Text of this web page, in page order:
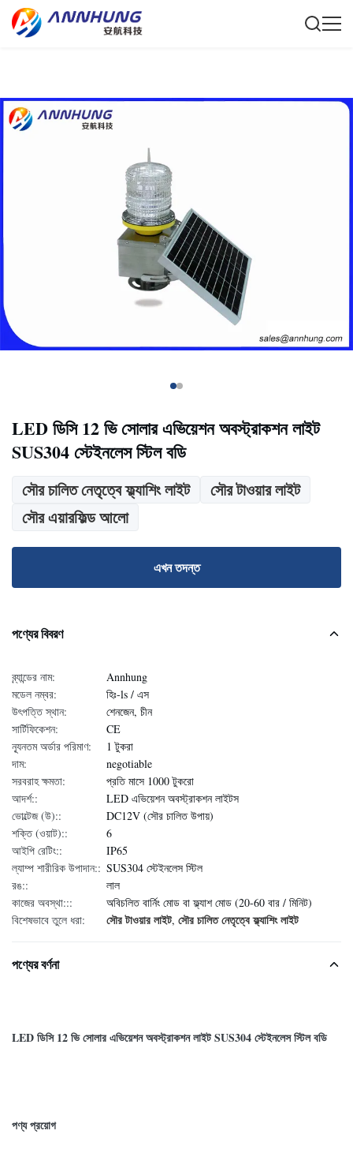
LED ডিসি 12 ভি সোলার এভিয়েশন অবস্ট্রাকশন লাইট
SUS304 স্টেইনলেস স্টিল বডি
সৌর চালিত নেতৃত্বে ফ্ল্যাশিং লাইট
সৌর টাওয়ার লাইট
সৌর এয়ারফিল্ড আলো
এখন তদন্ত
পণ্যের বিবরণ
ব্র্যান্ডের নাম:
Annhung
মডেল নম্বর:
হিঃ-ls / এস
উৎপত্তি স্থান:
শেনজেন, চীন
সার্টিফিকেশন:
CE
ন্যূনতম অর্ডার পরিমাণ:
1 টুকরা
দাম:
negotiable
সরবরাহ ক্ষমতা:
প্রতি মাসে 1000 টুকরো
আদর্শ::
LED এভিয়েশন অবস্ট্রাকশন লাইটস
ভোল্টেজ (উ)::
DC12V (সৌর চালিত উপায়)
শক্তি (ওয়াট)::
6
আইপি রেটিং::
IP65
ল্যাম্প শারীরিক উপাদান:: SUS304 স্টেইনলেস স্টিল
রঙ::
লাল
কাজের অবস্থা:::
অবিচলিত বার্নিং মোড বা ফ্ল্যাশ মোড (20-60 বার / মিনিট)
বিশেষভাবে তুলে ধরা:
সৌর টাওয়ার লাইট, সৌর চালিত নেতৃত্বে ফ্ল্যাশিং লাইট
পণ্যের বর্ণনা
LED ডিসি 12 ভি সোলার এভিয়েশন অবস্ট্রাকশন লাইট SUS304 স্টেইনলেস স্টিল বডি
পণ্য প্রয়োগ